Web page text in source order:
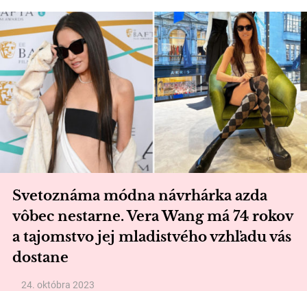
Svetoznáma módna návrhárka azda
vôbec nestarne. Vera Wang má 74 rokov
a tajomstvo jej mladistvého vzhľadu vás
dostane
24. októbra 2023